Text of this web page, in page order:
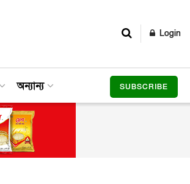
Login
অন্যান্য SUBSCRIBE